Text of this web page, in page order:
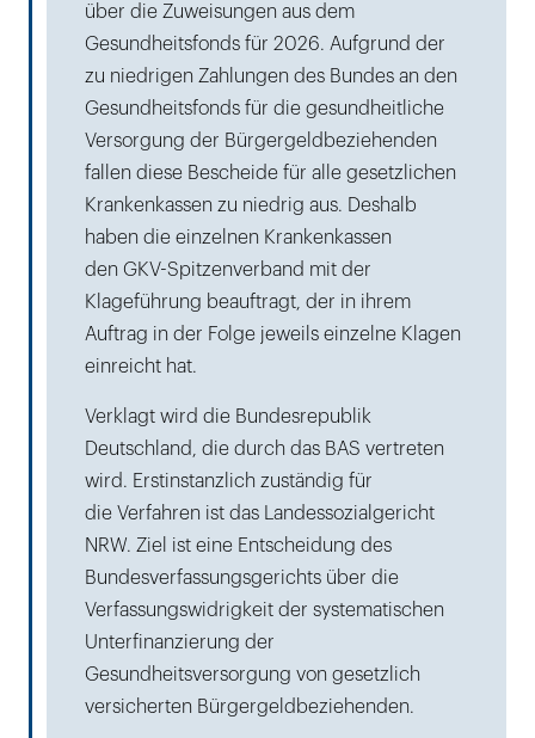
über die Zuweisungen aus dem
Gesundheitsfonds für 2026. Aufgrund der
zu niedrigen Zahlungen des Bundes an den
Gesundheitsfonds für die gesundheitliche
Versorgung der Bürgergeldbeziehenden
fallen diese Bescheide für alle gesetzlichen
Krankenkassen zu niedrig aus. Deshalb
haben die einzelnen Krankenkassen
den GKV-Spitzenverband mit der
Klageführung beauftragt, der in ihrem
Auftrag in der Folge jeweils einzelne Klagen
einreicht hat.
Verklagt wird die Bundesrepublik
Deutschland, die durch das BAS vertreten
wird. Erstinstanzlich zuständig für
die Verfahren ist das Landessozialgericht
NRW. Ziel ist eine Entscheidung des
Bundesverfassungsgerichts über die
Verfassungswidrigkeit der systematischen
Unterfinanzierung der
Gesundheitsversorgung von gesetzlich
versicherten Bürgergeldbeziehenden.